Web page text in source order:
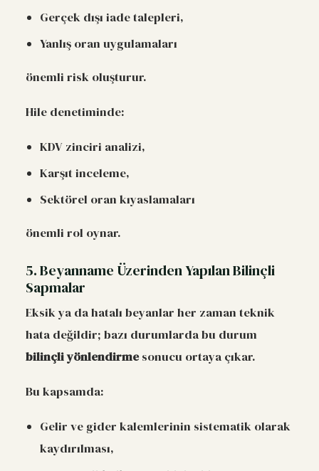
Gerçek dışı iade talepleri,
Yanlış oran uygulamaları
önemli risk oluşturur.
Hile denetiminde:
KDV zinciri analizi,
Karşıt inceleme,
Sektörel oran kıyaslamaları
önemli rol oynar.
5. Beyanname Üzerinden Yapılan Bilinçli
Sapmalar
Eksik ya da hatalı beyanlar her zaman teknik
hata değildir; bazı durumlarda bu durum
bilinçli yönlendirmesonucu ortaya çıkar.
Bu kapsamda:
Gelir ve gider kalemlerinin sistematik olarak
kaydırılması,